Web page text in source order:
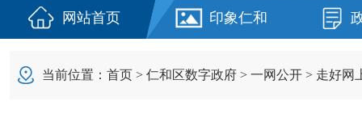
网站首页 印象仁和
当前位置： 首页 > 仁和区数字政府 > 一网公开 > 走好网